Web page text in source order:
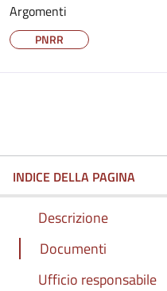
Argomenti
PNRR
INDICE DELLA PAGINA
Descrizione
Documenti
Ufficio responsabile